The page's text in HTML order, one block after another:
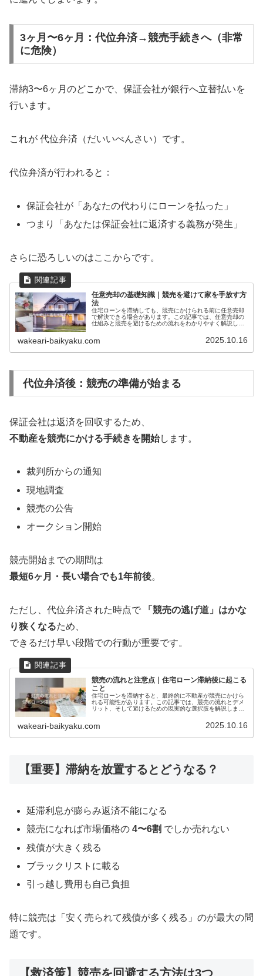
3ヶ月〜6ヶ月：代位弁済→競売手続きへ（非常
に危険）
滞納3〜6ヶ月のどこかで、保証会社が銀行へ立替払いを
行います。
これが 代位弁済（だいいべんさい）です。
代位弁済が行われると：
保証会社が「あなたの代わりにローンを払った」
つまり「あなたは保証会社に返済する義務が発生」
さらに恐ろしいのはここからです。
任意売却の基礎知識｜競売を避けて家を手放す方
法
住宅ローンを滞納しても、競売にかけられる前に任意売却
で解決できる場合があります。この記事では、任意売却の
仕組みと競売を避けるための流れをわかりやすく解説しま
wakeari-baikyaku.com 2025.10.16
代位弁済後：競売の準備が始まる
保証会社は返済を回収するため、
不動産を競売にかける手続きを開始します。
裁判所からの通知
現地調査
競売の公告
オークション開始
競売開始までの期間は
最短6ヶ月・長い場合でも1年前後。
ただし、代位弁済された時点で
「競売の逃げ道」はかな
り狭くなるため、
できるだけ早い段階での行動が重要です。
競売の流れと注意点｜住宅ローン滞納後に起こる
こと
住宅ローンを滞納すると、最終的に不動産が競売にかけら
れる可能性があります。この記事では、競売の流れとデメ
リット、そして避けるための現実的な選択肢を解説しま
wakeari-baikyaku.com 2025.10.16
【重要】滞納を放置するとどうなる？
延滞利息が膨らみ返済不能になる
競売になれば市場価格の4〜6割 でしか売れない
残債が大きく残る
ブラックリストに載る
引っ越し費用も自己負担
特に競売は「安く売られて残債が多く残る」のが最大の問
題です。
【救済策】競売を回避する方法は3つ